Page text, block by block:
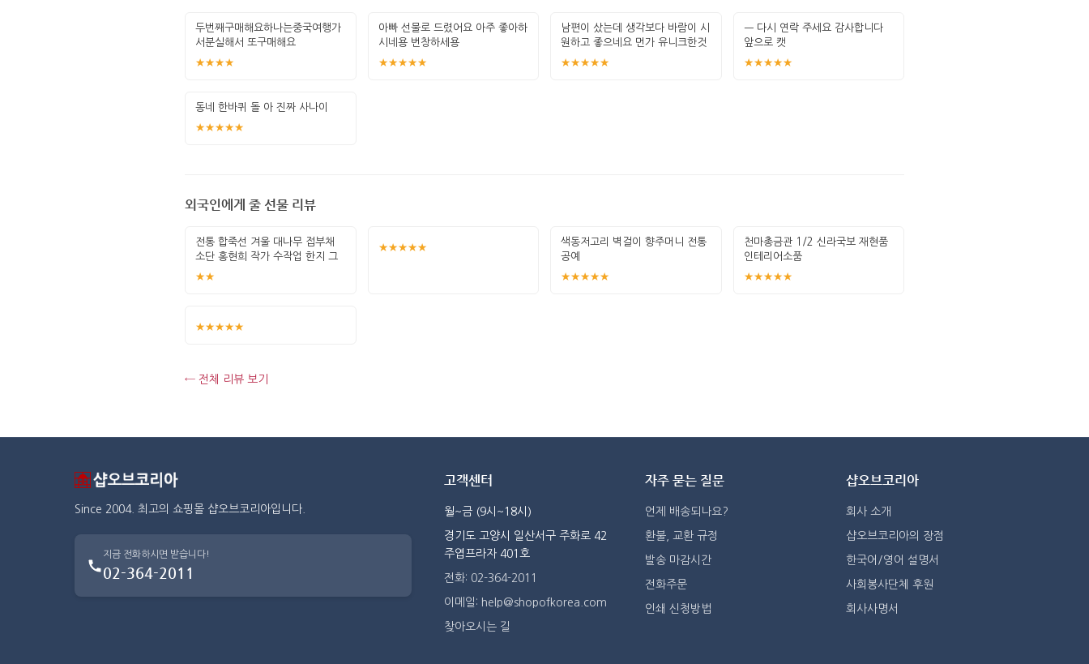
두번째구매해요하나는중국여행가
서분실해서 또구매해요
★★★★
아빠 선물로 드렸어요 아주 좋아하
시네용 번창하세용
★★★★★
남편이 샀는데 생각보다 바람이 시
원하고 좋으네요 먼가 유니크한것
이 좋아요
★★★★★
ㅡ 다시 연락 주세요 감사합니다
앞으로 캣
★★★★★
동네 한바퀴 돌 아 진짜 사나이
★★★★★
외국인에게 줄 선물 리뷰
전통 합죽선 겨울 대나무 접부채
소단 홍현희 작가 수작업 한지 그
림 고급
★★
★★★★★
색동저고리 벽걸이 향주머니 전통
공예
★★★★★
천마총금관 1/2 신라국보 재현품
인테리어소품
★★★★★
★★★★★
← 전체 리뷰 보기
Since 2004. 최고의 쇼핑몰 샵오브코리아입니다.
지금 전화하시면 받습니다!
02-364-2011
고객센터
월~금 (9시~18시)
경기도 고양시 일산서구 주화로 42
주엽프라자 401호
전화: 02-364-2011
이메일: help@shopofkorea.com
찾아오시는 길
자주 묻는 질문
언제 배송되나요?
환불, 교환 규정
발송 마감시간
전화주문
인쇄 신청방법
샵오브코리아
회사 소개
샵오브코리아의 장점
한국어/영어 설명서
사회봉사단체 후원
회사사명서